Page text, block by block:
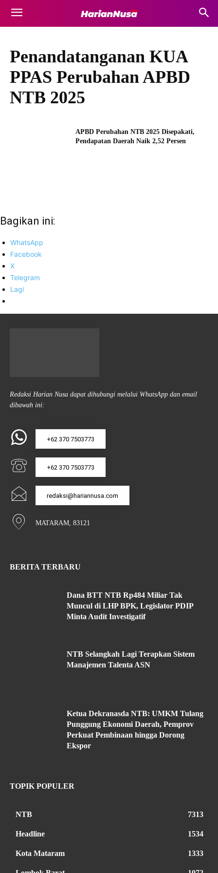
Penandatanganan KUA
PPAS Perubahan APBD
NTB 2025
APBD Perubahan NTB 2025 Disepakati,
Pendapatan Daerah Naik 2,52 Persen
Bagikan ini:
WhatsApp
Facebook
X
Telegram
Lagi
Redaksi Harian Nusa dapat dihubungi melalui WhatsApp dan email
dibawah ini:
+62 370 7503773
+62 370 7503773
redaksi@hariannusa.com
MATARAM, 83121
BERITA TERBARU
Dana BTT NTB Rp484 Miliar Tak
Muncul di LHP BPK, Legislator PDIP
Minta Audit Investigatif
NTB Selangkah Lagi Terapkan Sistem
Manajemen Talenta ASN
Ketua Dekranasda NTB: UMKM Tulang
Punggung Ekonomi Daerah, Pemprov
Perkuat Pembinaan hingga Dorong
Ekspor
TOPIK POPULER
NTB 7313
Headline 1534
Kota Mataram 1333